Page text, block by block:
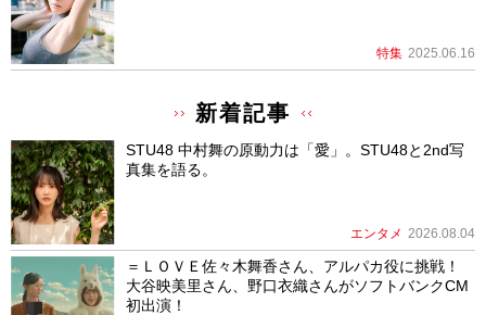
特集 2025.06.16
新着記事
STU48 中村舞の原動力は「愛」。STU48と2nd写
真集を語る。
エンタメ 2026.08.04
＝ＬＯＶＥ佐々木舞香さん、アルパカ役に挑戦！
大谷映美里さん、野口衣織さんがソフトバンクCM
初出演！